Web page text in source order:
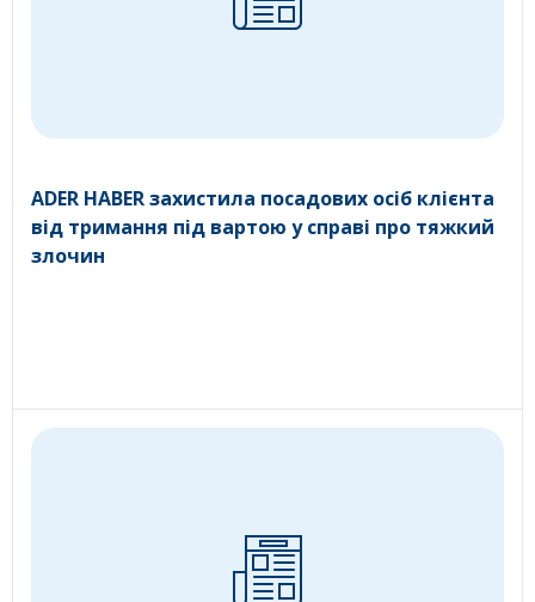
ADER HABER захистила посадових осіб клієнта
від тримання під вартою у справі про тяжкий
злочин